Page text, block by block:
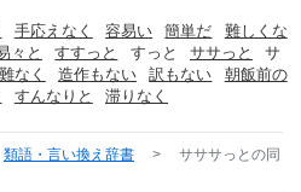
手応えなく 容易い 簡単だ
難しくな
々と すすっと すっと ササっと
サ
難なく 造作もない 訳もない
朝飯前の
すんなりと 滞りなく
類語・言い換え辞書 > サササっと の同